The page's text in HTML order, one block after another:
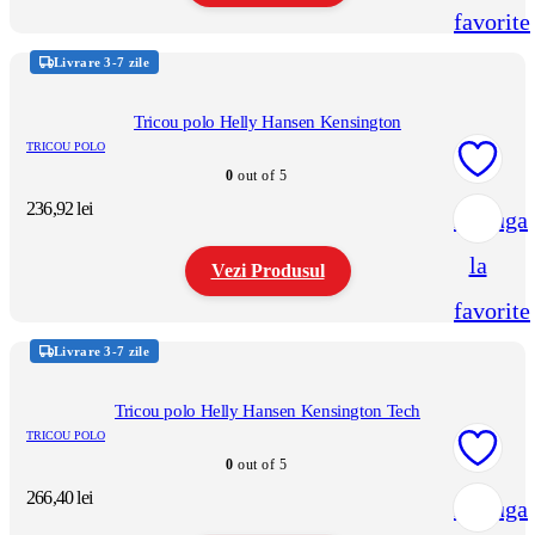
favorite
produs
are
variații.
Opțiunile
fi
alese
Adauga
la
favorite
Livrare 3-7 zile
Tricou polo Helly Hansen Kensington
TRICOU POLO
0 out of 5
236,92lei
Vezi Produsul
produs
are
variații.
Opțiunile
fi
alese
Adauga
Livrare 3-7 zile
Tricou polo Helly Hansen Kensington Tech
TRICOU POLO
0 out of 5
266,40lei